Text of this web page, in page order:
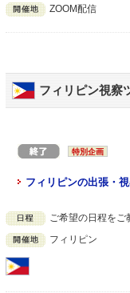
ZOOM配信
フィリピン視察
特別企画
フィリピンの出張・
ご希望の日程をご
フィリピン